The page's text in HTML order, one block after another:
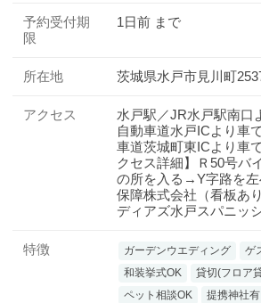
予約受付期
限
1日前 まで
所在地 茨城県水戸市見川町
アクセス
水戸駅／JR水戸駅南口
自動車道水戸ICより車
車道茨城町東ICより車
クセス詳細】Ｒ50号バ
の所を入る→Y字路を
保障株式会社（看板あ
ディアズ水戸スパニッ
特徴 ガーデンウエディング
ゲ
和装挙式OK
貸切(フロア
ペット相談OK
提携神社有